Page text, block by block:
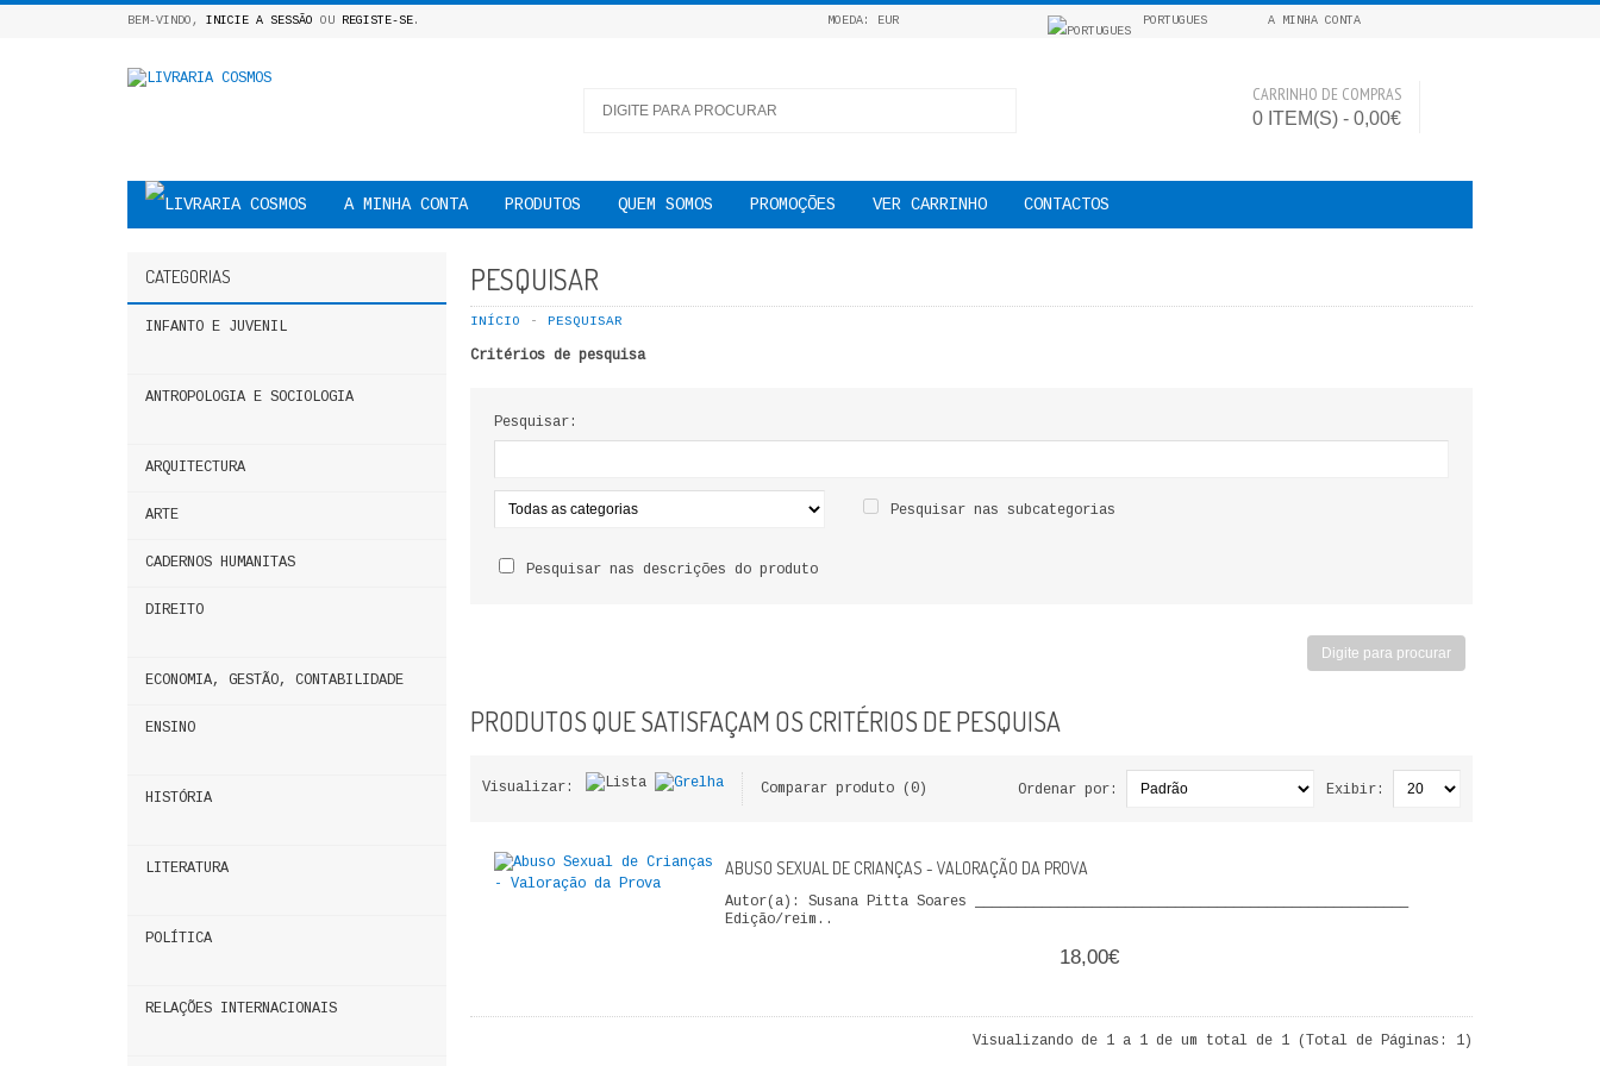
BEM-VINDO, INICIE A SESSÃO OU REGISTE-SE. MOEDA: EUR PORTUGUES A MINHA CONTA
CARRINHO DE COMPRAS
0 ITEM(S) - 0,00€
A MINHA CONTA PRODUTOS QUEM SOMOS PROMOÇÕES VER CARRINHO CONTACTOS
CATEGORIAS
INFANTO E JUVENIL
ANTROPOLOGIA E SOCIOLOGIA
ARQUITECTURA
ARTE
CADERNOS HUMANITAS
DIREITO
ECONOMIA, GESTÃO, CONTABILIDADE
ENSINO
HISTÓRIA
LITERATURA
POLÍTICA
RELAÇÕES INTERNACIONAIS
PESQUISAR
INÍCIO PESQUISAR
Critérios de pesquisa
Pesquisar:
Pesquisar nas subcategorias
Pesquisar nas descrições do produto
PRODUTOS QUE SATISFAÇAM OS CRITÉRIOS DE PESQUISA
Visualizar: Comparar produto (0) Exibir:
Ordenar por:
ABUSO SEXUAL DE CRIANÇAS - VALORAÇÃO DA PROVA
Autor(a): Susana Pitta Soares ____________________________________________________
Edição/reim..
18,00€
Visualizando de 1 a 1 de um total de 1 (Total de Páginas: 1)